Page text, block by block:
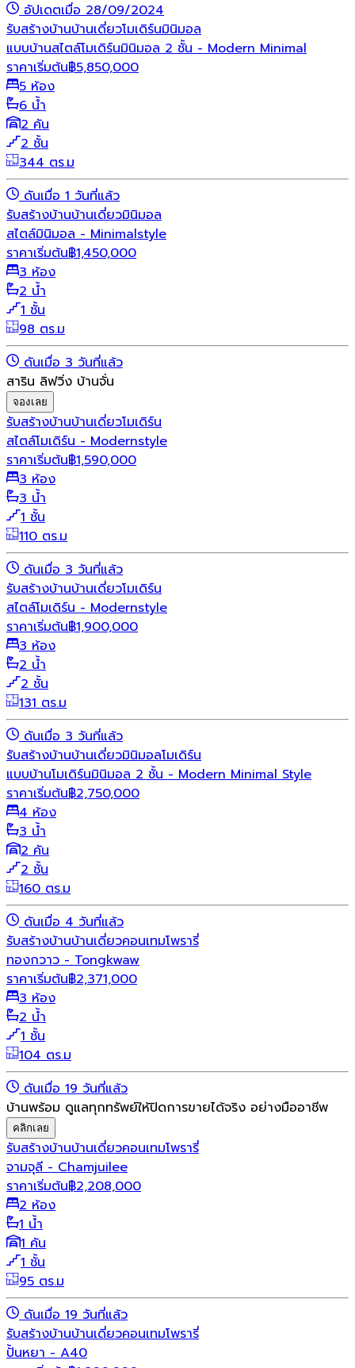
อัปเดตเมื่อ 28/09/2024
รับสร้างบ้านบ้านเดี่ยวโมเดิร์นมินิมอล
แบบบ้านสไตล์โมเดิร์นมินิมอล 2 ชั้น - Modern Minimal
ราคาเริ่มต้น฿5,850,000
5 ห้อง
6 น้ำ
2 คัน
2 ชั้น
344 ตร.ม
ดันเมื่อ 1 วันที่แล้ว
รับสร้างบ้านบ้านเดี่ยวมินิมอล
สไตล์มินิมอล - Minimalstyle
ราคาเริ่มต้น฿1,450,000
3 ห้อง
2 น้ำ
1 ชั้น
98 ตร.ม
ดันเมื่อ 3 วันที่แล้ว
สาริน ลิฟวิ่ง บ้านจั่น
จองเลย
รับสร้างบ้านบ้านเดี่ยวโมเดิร์น
สไตล์โมเดิร์น - Modernstyle
ราคาเริ่มต้น฿1,590,000
3 ห้อง
3 น้ำ
1 ชั้น
110 ตร.ม
ดันเมื่อ 3 วันที่แล้ว
รับสร้างบ้านบ้านเดี่ยวโมเดิร์น
สไตล์โมเดิร์น - Modernstyle
ราคาเริ่มต้น฿1,900,000
3 ห้อง
2 น้ำ
2 ชั้น
131 ตร.ม
ดันเมื่อ 3 วันที่แล้ว
รับสร้างบ้านบ้านเดี่ยวมินิมอลโมเดิร์น
แบบบ้านโมเดิร์นมินิมอล 2 ชั้น - Modern Minimal Style
ราคาเริ่มต้น฿2,750,000
4 ห้อง
3 น้ำ
2 คัน
2 ชั้น
160 ตร.ม
ดันเมื่อ 4 วันที่แล้ว
รับสร้างบ้านบ้านเดี่ยวคอนเทมโพรารี่
ทองกวาว - Tongkwaw
ราคาเริ่มต้น฿2,371,000
3 ห้อง
2 น้ำ
1 ชั้น
104 ตร.ม
ดันเมื่อ 19 วันที่แล้ว
บ้านพร้อม ดูแลทุกทรัพย์ให้ปิดการขายได้จริง อย่างมืออาชีพ
คลิกเลย
รับสร้างบ้านบ้านเดี่ยวคอนเทมโพรารี่
จามจุลี - Chamjuilee
ราคาเริ่มต้น฿2,208,000
2 ห้อง
1 น้ำ
1 คัน
1 ชั้น
95 ตร.ม
ดันเมื่อ 19 วันที่แล้ว
รับสร้างบ้านบ้านเดี่ยวคอนเทมโพรารี่
ปั้นหยา - A40